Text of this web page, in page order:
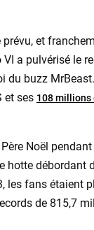
et
a pulvérisé le
du buzz
et ses 108 millions
Noël
hotte débordant
les fans étaient
de 815,7